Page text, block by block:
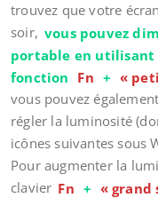
trouvez que votre
soir, vous pouvez
portable en utilisant
fonction Fn + «
vous pouvez
régler la luminosité
icônes suivantes sous
Pour augmenter la
clavier Fn + « grand